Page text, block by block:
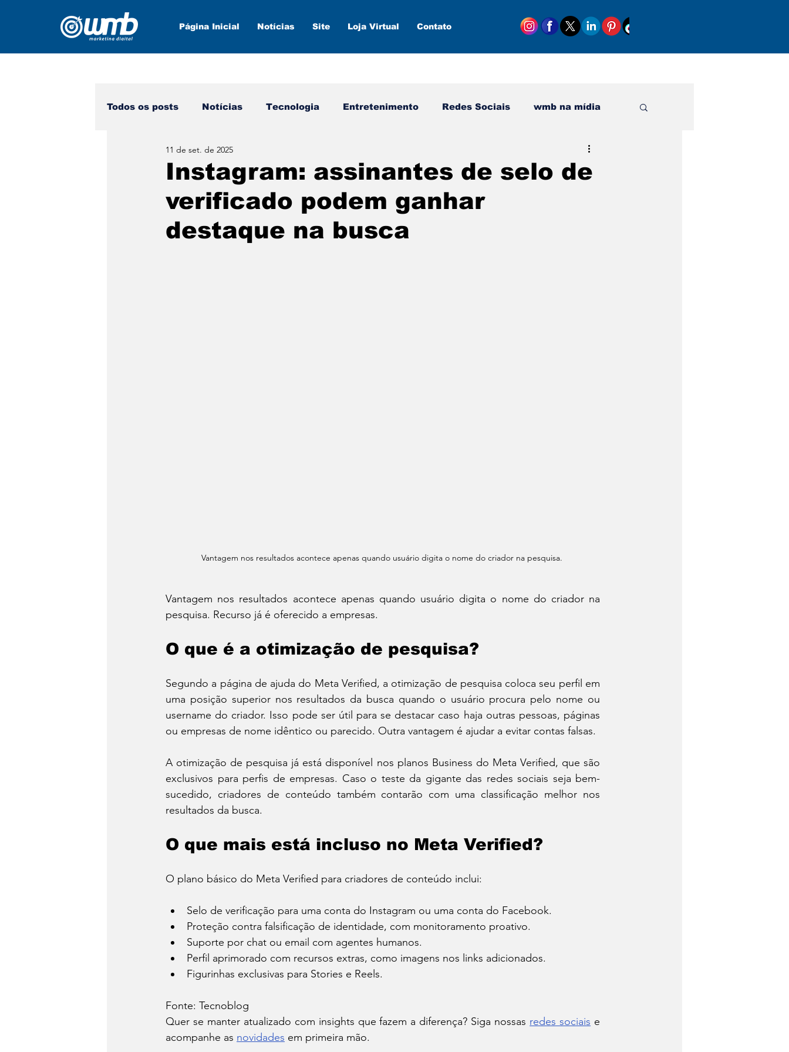
Página Inicial Notícias Site Loja Virtual Contato
Todos os posts Notícias Tecnologia Entretenimento Redes Sociais wmb na mídia
Marketing Digital
Instagram: assinantes de selo de
verificado podem ganhar
destaque na busca
11 de set. de 2025
Vantagem nos resultados acontece apenas quando usuário digita o nome do criador na pesquisa.
Vantagem nos resultados acontece apenas quando usuário digita o nome do criador na
pesquisa. Recurso já é oferecido a empresas.
O que é a otimização de pesquisa?
Segundo a página de ajuda do Meta Verified, a otimização de pesquisa coloca seu perfil em
uma posição superior nos resultados da busca quando o usuário procura pelo nome ou
username do criador. Isso pode ser útil para se destacar caso haja outras pessoas, páginas
ou empresas de nome idêntico ou parecido. Outra vantagem é ajudar a evitar contas falsas.
A otimização de pesquisa já está disponível nos planos Business do Meta Verified, que são
exclusivos para perfis de empresas. Caso o teste da gigante das redes sociais seja bem-
sucedido, criadores de conteúdo também contarão com uma classificação melhor nos
resultados da busca.
O que mais está incluso no Meta Verified?
O plano básico do Meta Verified para criadores de conteúdo inclui:
Selo de verificação para uma conta do Instagram ou uma conta do Facebook.
Proteção contra falsificação de identidade, com monitoramento proativo.
Suporte por chat ou email com agentes humanos.
Perfil aprimorado com recursos extras, como imagens nos links adicionados.
Figurinhas exclusivas para Stories e Reels.
Fonte: Tecnoblog
Quer se manter atualizado com insights que fazem a diferença? Siga nossas redes sociais e
acompanhe as novidades em primeira mão.